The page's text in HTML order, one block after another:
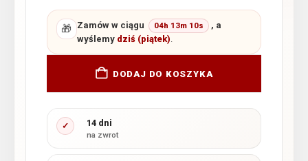
🎁 Zamów w ciągu 04h 13m 09s
, a
wyślemy dziś (piątek).
DODAJ DO KOSZYKA
✓ 14 dni
na zwrot